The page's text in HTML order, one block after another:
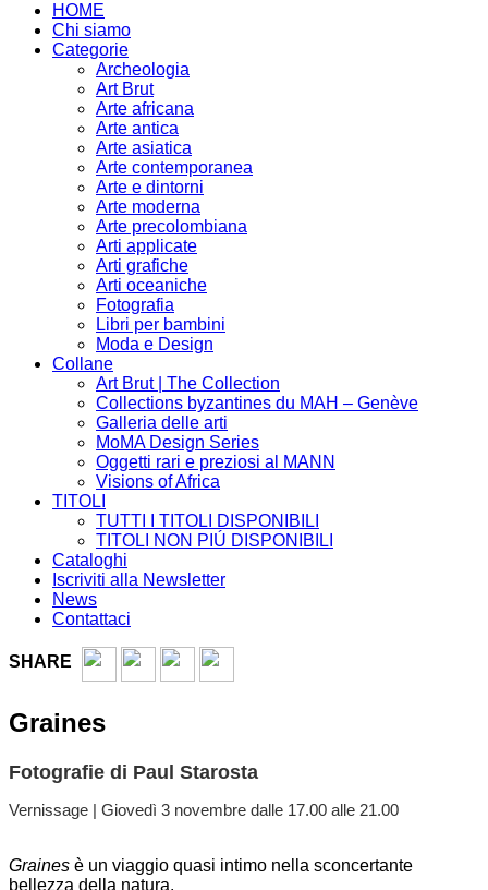
HOME
Chi siamo
Categorie
Archeologia
Art Brut
Arte africana
Arte antica
Arte asiatica
Arte contemporanea
Arte e dintorni
Arte moderna
Arte precolombiana
Arti applicate
Arti grafiche
Arti oceaniche
Fotografia
Libri per bambini
Moda e Design
Collane
Art Brut | The Collection
Collections byzantines du MAH – Genève
Galleria delle arti
MoMA Design Series
Oggetti rari e preziosi al MANN
Visions of Africa
TITOLI
TUTTI I TITOLI DISPONIBILI
TITOLI NON PIÚ DISPONIBILI
Cataloghi
Iscriviti alla Newsletter
News
Contattaci
SHARE
Graines
Fotografie di Paul Starosta
Vernissage | Giovedì 3 novembre dalle 17.00 alle 21.00
Graines è un viaggio quasi intimo nella sconcertante
bellezza della natura.